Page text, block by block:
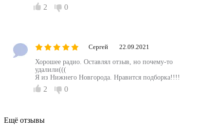
2 0
Сергей 22.09.2021
Хорошее радио. Оставлял отзыв, но почему-то
удалили(((
Я из Нижнего Новгорода. Нравится подборка!!!!
2 0
Ещё отзывы